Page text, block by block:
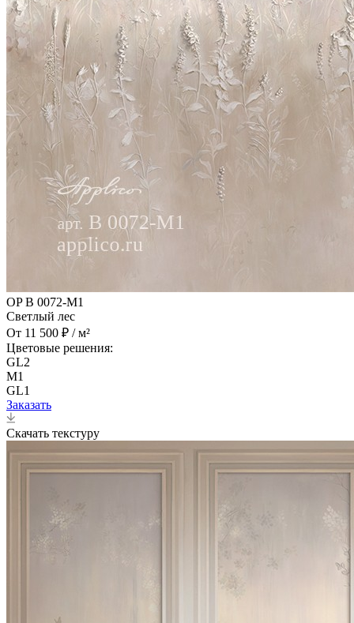
OP B 0072-M1
Светлый лес
От 11 500 ₽ / м²
Цветовые решения:
GL2
M1
GL1
Заказать
Скачать текстуру